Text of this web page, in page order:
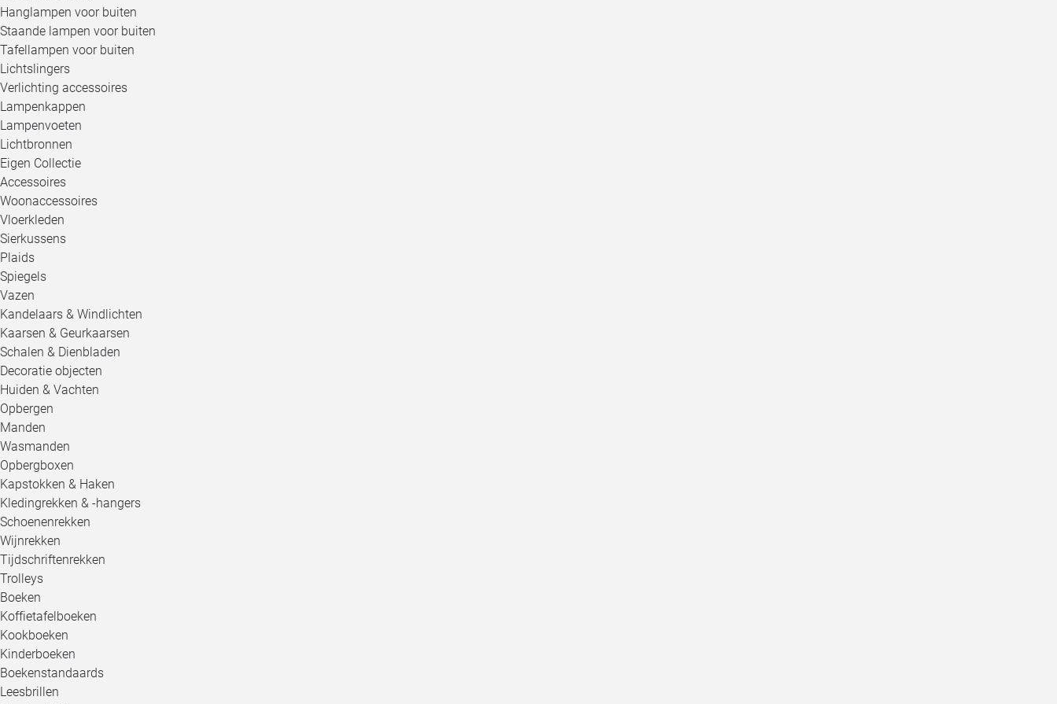
Hanglampen voor buiten
Staande lampen voor buiten
Tafellampen voor buiten
Lichtslingers
Verlichting accessoires
Lampenkappen
Lampenvoeten
Lichtbronnen
Eigen Collectie
Accessoires
Woonaccessoires
Vloerkleden
Sierkussens
Plaids
Spiegels
Vazen
Kandelaars & Windlichten
Kaarsen & Geurkaarsen
Schalen & Dienbladen
Decoratie objecten
Huiden & Vachten
Opbergen
Manden
Wasmanden
Opbergboxen
Kapstokken & Haken
Kledingrekken & -hangers
Schoenenrekken
Wijnrekken
Tijdschriftenrekken
Trolleys
Boeken
Koffietafelboeken
Kookboeken
Kinderboeken
Boekenstandaards
Leesbrillen